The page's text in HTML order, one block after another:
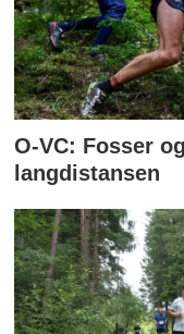
O-VC: Fosser
langdistansen